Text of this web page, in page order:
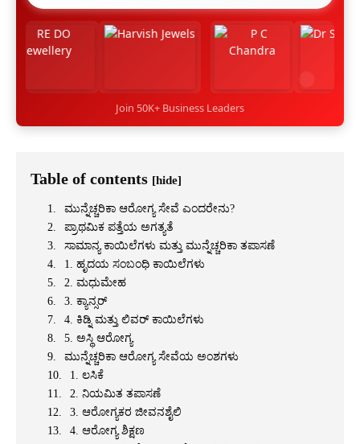
Join 50K+ Business Leaders
Table of contents [hide]
ಮುನ್ನೆಚ್ಚರಿಕಾ ಆರೋಗ್ಯ ಸೇವೆ ಎಂದರೇನು?
ಪ್ರಾಥಮಿಕ ಪತ್ತೆಯ ಅಗತ್ಯತೆ
ಸಾಮಾನ್ಯ ಕಾಯಿಲೆಗಳು ಮತ್ತು ಮುನ್ನೆಚ್ಚರಿಕಾ ತಪಾಸಣೆ
1. ಹೃದಯ ಸಂಬಂಧಿ ಕಾಯಿಲೆಗಳು
2. ಮಧುಮೇಹ
3. ಕ್ಯಾನ್ಸರ್
4. ಕಿಡ್ನಿ ಮತ್ತು ಲಿವರ್ ಕಾಯಿಲೆಗಳು
5. ಅಸ್ಥಿ ಆರೋಗ್ಯ
ಮುನ್ನೆಚ್ಚರಿಕಾ ಆರೋಗ್ಯ ಸೇವೆಯ ಅಂಶಗಳು
1. ಲಸಿಕೆ
2. ನಿಯಮಿತ ತಪಾಸಣೆ
3. ಆರೋಗ್ಯಕರ ಜೀವನಶೈಲಿ
4. ಆರೋಗ್ಯ ಶಿಕ್ಷಣ